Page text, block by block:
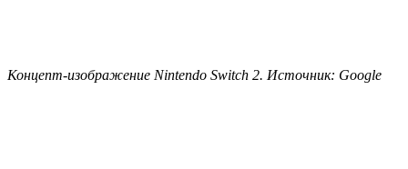
Концепт-изображение Nintendo Switch 2. Источник: Google